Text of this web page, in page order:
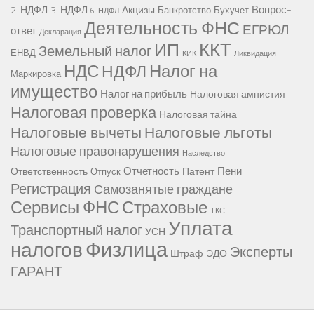
2-НДФЛ 3-НДФЛ 6-НДФЛ Акцизы Банкротство Бухучет Вопрос-
ответ Декларация Деятельность ФНС ЕГРЮЛ
ЕНВД Земельный налог ИП КИК ККТ Ликвидация
Маркировка НДС НДФЛ Налог на
имущество Налог на прибыль Налоговая амнистия
Налоговая проверка Налоговая тайна
Налоговые вычетыНалоговые льготы
Налоговые правонарушения Наследство
Ответственность Отпуск Отчетность Патент Пени
Регистрация Самозанятые граждане
Сервисы ФНССтраховые ТКС
Транспортный налогУСН Уплата
налоговФизлица Штраф ЭДО Эксперты
ГАРАНТ